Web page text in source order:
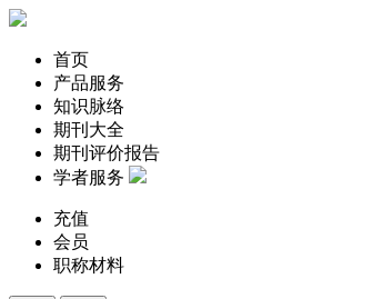
首页
产品服务
知识脉络
期刊大全
期刊评价报告
学者服务
充值
会员
职称材料